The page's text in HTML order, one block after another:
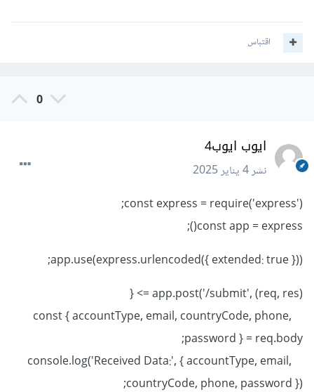
اقتباس
0
ايوب ايوب4
نشر4 يناير 2025
const express = require('express');
const app = express();
app.use(express.urlencoded({ extended: true }));
app.post('/submit', (req, res) => {
const { accountType, email, countryCode, phone,
password } = req.body;
console.log('Received Data:', { accountType, email,
countryCode, phone, password });